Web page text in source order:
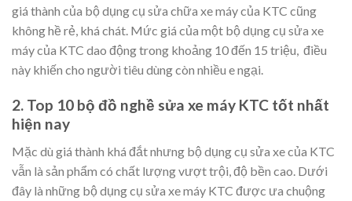
giá thành của bộ dụng cụ sửa chữa xe máy của KTC cũng
không hề rẻ, khá chát. Mức giá của một bộ dụng cụ sửa xe
máy của KTC dao động trong khoảng 10 đến 15 triệu, điều
này khiến cho người tiêu dùng còn nhiều e ngại.
2. Top 10 bộ đồ nghề sửa xe máy KTC tốt nhất
hiện nay
Mặc dù giá thành khá đắt nhưng bộ dụng cụ sửa xe của KTC
vẫn là sản phẩm có chất lượng vượt trội, độ bền cao. Dưới
đây là những bộ dụng cụ sửa xe máy KTC được ưa chuộng